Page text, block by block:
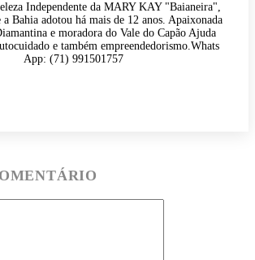
Independente da MARY KAY "Baianeira",
Bahia adotou há mais de 12 anos. Apaixonada
e moradora do Vale do Capão Ajuda
e também empreendedorismo.Whats
App: (71) 991501757